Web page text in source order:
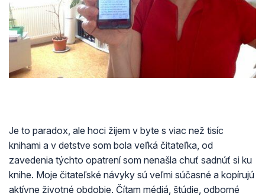
Je to paradox, ale hoci žijem v byte s viac než tisíc
knihami a v detstve som bola veľká čitateľka, od
zavedenia týchto opatrení som nenašla chuť sadnúť si ku
knihe. Moje čitateľské návyky sú veľmi súčasné a kopírujú
aktívne životné obdobie. Čítam médiá, štúdie, odborné